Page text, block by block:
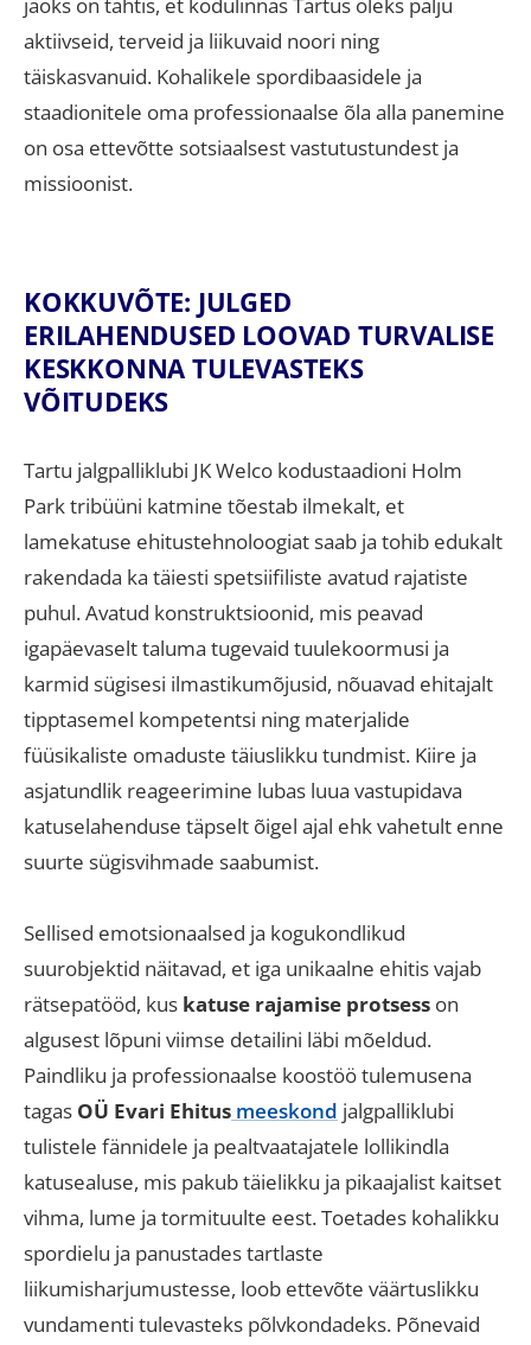
aktiivseid, terveid ja liikuvaid noori ning
täiskasvanuid. Kohalikele spordibaasidele ja
staadionitele oma professionaalse õla alla panemine
on osa ettevõtte sotsiaalsest vastutustundest ja
missioonist.
KOKKUVÕTE: JULGED
ERILAHENDUSED LOOVAD TURVALISE
KESKKONNA TULEVASTEKS
VÕITUDEKS
Tartu jalgpalliklubi JK Welco kodustaadioni Holm
Park tribüüni katmine tõestab ilmekalt, et
lamekatuse ehitustehnoloogiat saab ja tohib edukalt
rakendada ka täiesti spetsiifiliste avatud rajatiste
puhul.Avatud konstruktsioonid, mis peavad
igapäevaselt taluma tugevaid tuulekoormusi ja
karmid sügisesi ilmastikumõjusid, nõuavad ehitajalt
tipptasemel kompetentsi ning materjalide
füüsikaliste omaduste täiuslikku tundmist. Kiire ja
asjatundlik reageerimine lubas luua vastupidava
katuselahenduse täpselt õigel ajal ehk vahetult enne
suurte sügisvihmade saabumist.
Sellised emotsionaalsed ja kogukondlikud
suurobjektid näitavad, et iga unikaalne ehitis vajab
rätsepatööd, kus katuse rajamise protsess on
algusest lõpuni viimse detailini läbi mõeldud.
Paindliku ja professionaalse koostöö tulemusena
tagas OÜ Evari Ehitus meeskond jalgpalliklubi
tulistele fännidele ja pealtvaatajatele lollikindla
katusealuse, mis pakub täielikku ja pikaajalist kaitset
vihma, lume ja tormituulte eest.Toetades kohalikku
spordielu ja panustades tartlaste
liikumisharjumustesse, loob ettevõte väärtuslikku
vundamenti tulevasteks põlvkondadeks. Põnevaid